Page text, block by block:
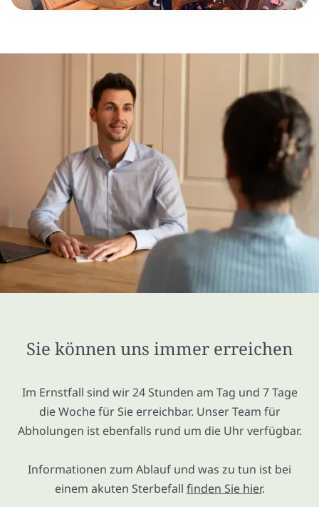
Sie können uns immer erreichen
Im Ernstfall sind wir 24 Stunden am Tag und 7 Tage
die Woche für Sie erreichbar. Unser Team für
Abholungen ist ebenfalls rund um die Uhr verfügbar.
Informationen zum Ablauf und was zu tun ist bei
einem akuten Sterbefall finden Sie hier.